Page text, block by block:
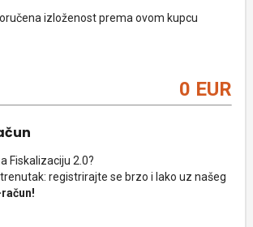
izloženost prema ovom kupcu
0 EUR
Fiskalizaciju 2.0?
registrirajte se brzo i lako uz našeg